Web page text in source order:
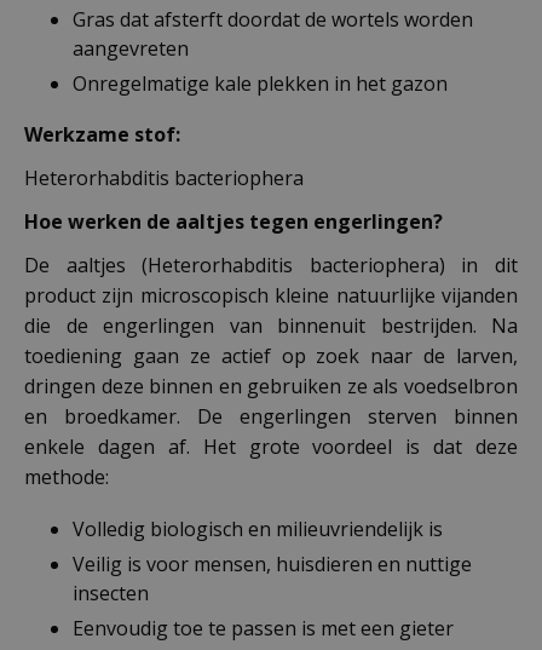
Gras dat afsterft doordat de wortels worden
aangevreten
Onregelmatige kale plekken in het gazon
Werkzame stof:
Heterorhabditis bacteriophera
Hoe werken de aaltjes tegen engerlingen?
De aaltjes (Heterorhabditis bacteriophera) in dit
product zijn microscopisch kleine natuurlijke vijanden
die de engerlingen van binnenuit bestrijden. Na
toediening gaan ze actief op zoek naar de larven,
dringen deze binnen en gebruiken ze als voedselbron
en broedkamer. De engerlingen sterven binnen
enkele dagen af. Het grote voordeel is dat deze
methode:
Volledig biologisch en milieuvriendelijk is
Veilig is voor mensen, huisdieren en nuttige
insecten
Eenvoudig toe te passen is met een gieter